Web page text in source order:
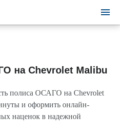
на Chevrolet Malibu
полиса ОСАГО на Chevrolet
и оформить онлайн-
наценок в надежной